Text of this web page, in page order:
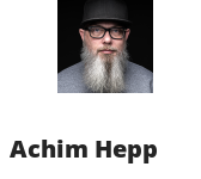
Achim Hepp